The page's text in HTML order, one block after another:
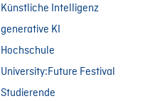
Künstliche Intelligenz
generative KI
Hochschule
University:Future Festival
Studierende